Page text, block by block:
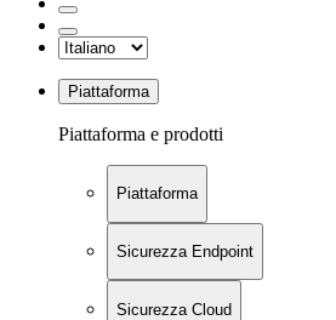
Piattaforma
Piattaforma e prodotti
Piattaforma
Sicurezza Endpoint
Sicurezza Cloud